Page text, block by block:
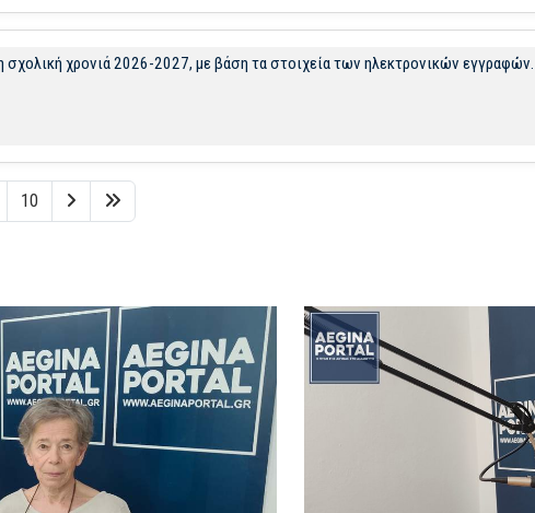
σχολική χρονιά 2026-2027, με βάση τα στοιχεία των ηλεκτρονικών εγγραφών.
10